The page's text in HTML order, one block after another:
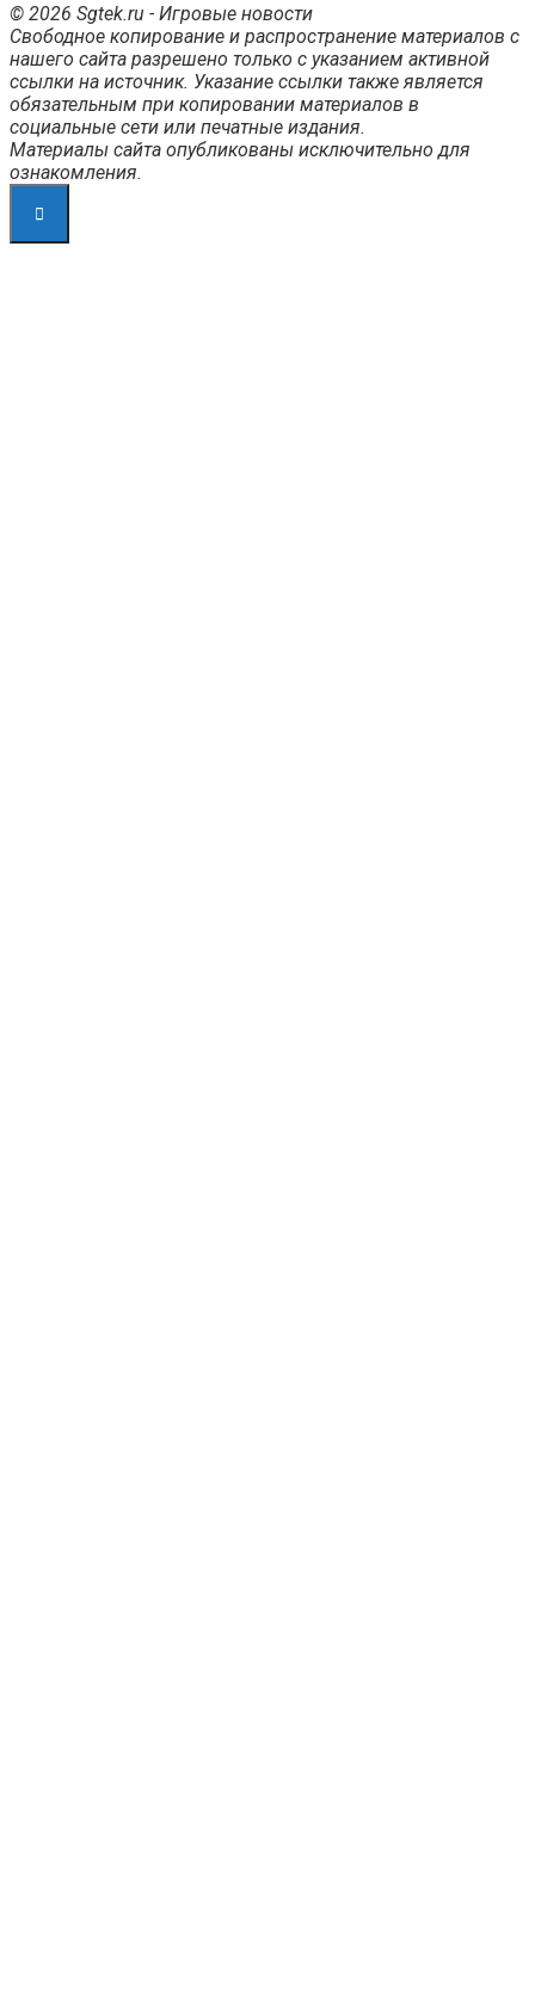
© 2026 Sgtek.ru - Игровые новости
Свободное копирование и распространение материалов с
нашего сайта разрешено только с указанием активной
ссылки на источник. Указание ссылки также является
обязательным при копировании материалов в
социальные сети или печатные издания.
Материалы сайта опубликованы исключительно для
ознакомления.